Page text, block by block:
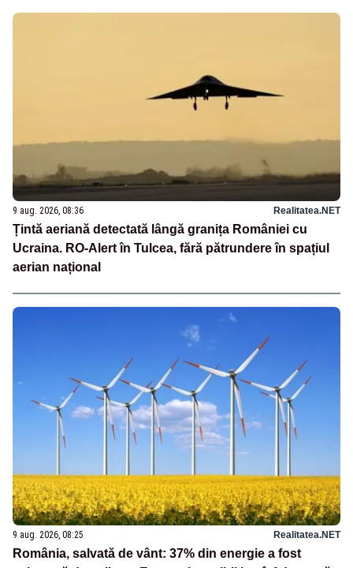
9 aug. 2026, 08:36 Realitatea.NET
Țintă aeriană detectată lângă granița României cu
Ucraina. RO-Alert în Tulcea, fără pătrundere în spațiul
aerian național
9 aug. 2026, 08:25 Realitatea.NET
România, salvată de vânt: 37% din energie a fost